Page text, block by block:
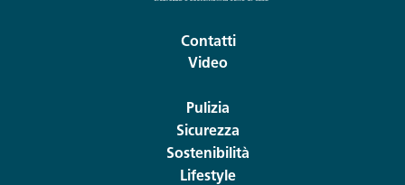
Contatti
Video
Pulizia
Sicurezza
Sostenibilità
Lifestyle